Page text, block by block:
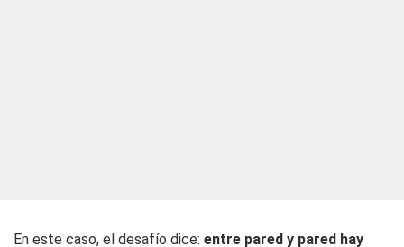
En este caso, el desafío dice: entre pared y pared hay